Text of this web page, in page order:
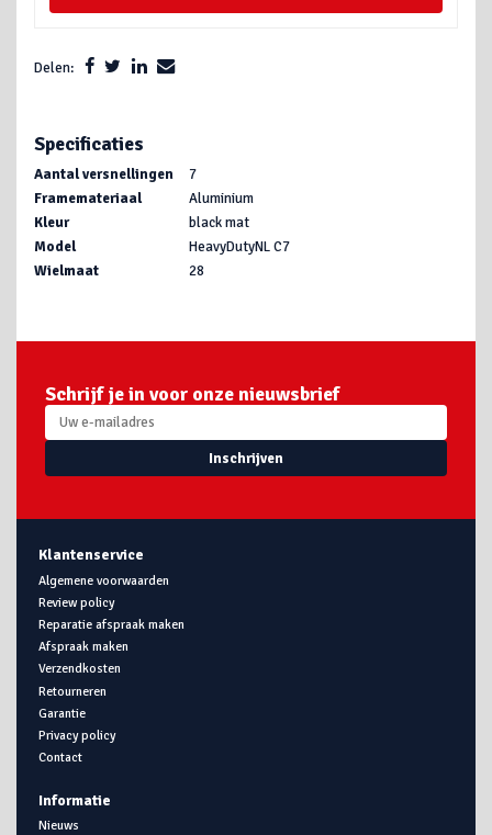
Delen:
Specificaties
Aantal versnellingen
7
Framemateriaal
Aluminium
Kleur
black mat
Model
HeavyDutyNL C7
Wielmaat
28
Schrijf je in voor onze nieuwsbrief
Inschrijven
Klantenservice
Algemene voorwaarden
Review policy
Reparatie afspraak maken
Afspraak maken
Verzendkosten
Retourneren
Garantie
Privacy policy
Contact
Informatie
Nieuws